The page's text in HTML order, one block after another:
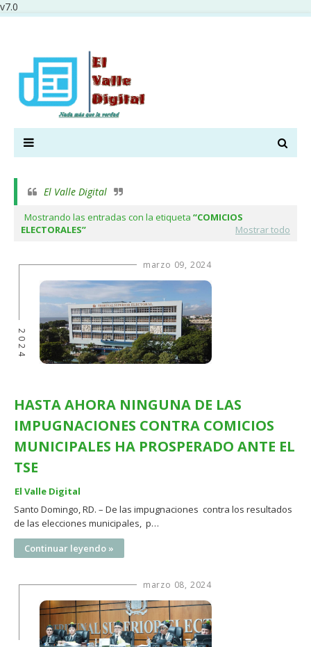
v7.0
El Valle Digital
Mostrando las entradas con la etiqueta
COMICIOS
ELECTORALES
Mostrar todo
marzo 09, 2024
2024
HASTA AHORA NINGUNA DE LAS
IMPUGNACIONES CONTRA COMICIOS
MUNICIPALES HA PROSPERADO ANTE EL
TSE
El Valle Digital
Santo Domingo, RD. – De las impugnaciones contra los resultados
de las elecciones municipales, p…
Continuar leyendo »
marzo 08, 2024